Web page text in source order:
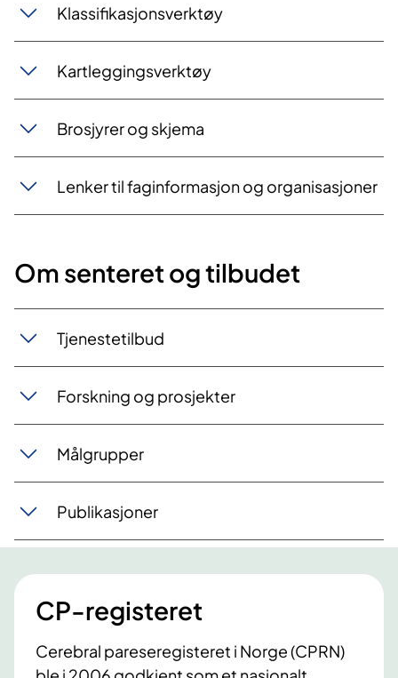
Klassifikasjonsverktøy
Kartleggingsverktøy
Brosjyrer og skjema
Lenker til faginformasjon og organisasjoner
Om senteret og tilbudet
Tjenestetilbud
Forskning og prosjekter
Målgrupper
Publikasjoner
CP-registeret
Cerebral pareseregisteret i Norge (CPRN)